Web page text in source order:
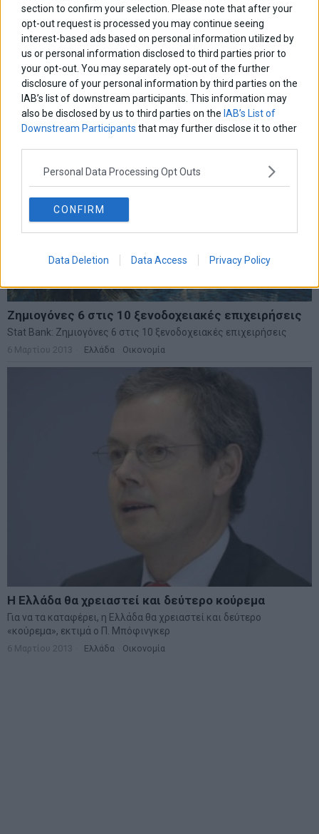
section to confirm your selection. Please note that after your
opt-out request is processed you may continue seeing
interest-based ads based on personal information utilized by
us or personal information disclosed to third parties prior to
your opt-out. You may separately opt-out of the further
disclosure of your personal information by third parties on the
IAB’s list of downstream participants. This information may
also be disclosed by us to third parties on the IAB’s List of
Downstream Participants that may further disclose it to other
Personal Data Processing Opt Outs
CONFIRM
Data Deletion Data Access Privacy Policy
Η Τρόικα πιέζει για την απομάκρυνση 7.000
επίορκων
Η Τρόικα πιέζει για την απομάκρυνση 7.000 επίορκων
Οικονομία
Ζημιογόνες 6 στις 10 ξενοδοχειακές επιχειρήσεις
Stat Bank: Ζημιογόνες 6 στις 10 ξενοδοχειακές επιχειρήσεις
6 Μαρτίου 2013 Ελλάδα Οικονομία
Η Ελλάδα θα χρειαστεί και δεύτερο κούρεμα
Για να τα καταφέρει, η Ελλάδα θα χρειαστεί και δεύτερο
«κούρεμα», εκτιμά ο Π. Μπόφινγκερ
6 Μαρτίου 2013 Ελλάδα Οικονομία